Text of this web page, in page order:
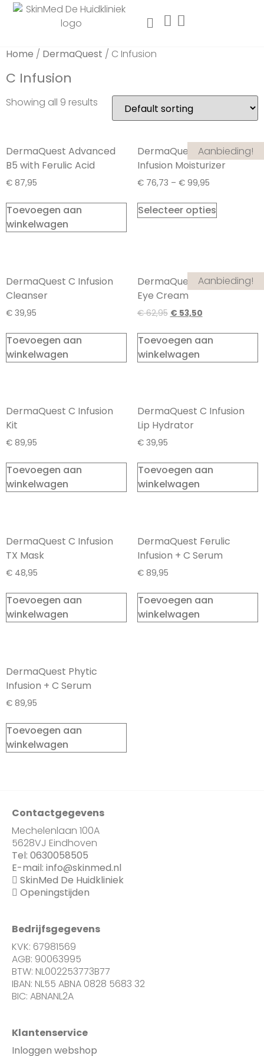
Home / DermaQuest / C Infusion
C Infusion
Showing all 9 results
DermaQuest Advanced
B5 with Ferulic Acid
€ 87,95
Toevoegen aan
winkelwagen
Aanbieding!
DermaQuest Advanced C
Infusion Moisturizer
€76,73 – €99,95
Selecteer opties
DermaQuest C Infusion
Cleanser
€ 39,95
Toevoegen aan
winkelwagen
Aanbieding!
DermaQuest C Infusion
Eye Cream
€62,95 € 53,50
Toevoegen aan
winkelwagen
DermaQuest C Infusion
Kit
€ 89,95
Toevoegen aan
winkelwagen
DermaQuest C Infusion
Lip Hydrator
€39,95
Toevoegen aan
winkelwagen
DermaQuest C Infusion
TX Mask
€ 48,95
Toevoegen aan
winkelwagen
DermaQuest Ferulic
Infusion + C Serum
€89,95
Toevoegen aan
winkelwagen
DermaQuest Phytic
Infusion + C Serum
€ 89,95
Toevoegen aan
winkelwagen
Contactgegevens
Mechelenlaan 100A
5628VJ Eindhoven
Tel: 0630058505
E-mail: info@skinmed.nl
SkinMed De Huidkliniek
Openingstijden
Bedrijfsgegevens
KVK: 67981569
AGB: 90063995
BTW: NL002253773B77
IBAN: NL55 ABNA 0828 5683 32
BIC: ABNANL2A
Klantenservice
Inloggen webshop